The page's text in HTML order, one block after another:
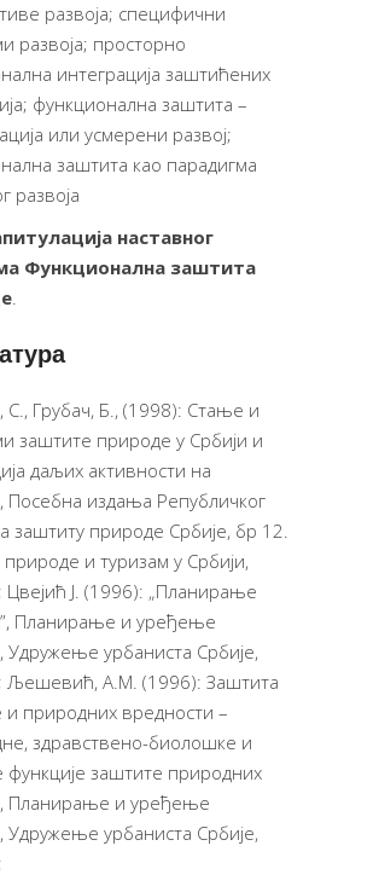
развоја; специфични
развоја; просторно
интеграција заштићених
функционална заштита –
или усмерени развој;
заштита као парадигма
развоја
наставног
Функционална заштита
.
С., Грубач, Б., (1998): Стање и
заштите природе у Србији и
даљих активности на
Посебна издања Републичког
заштиту природе Србије, бр 12.
и туризам у Србији,
Цвејић Ј. (1996): „Планирање
Планирање и уређење
Удружење урбаниста Србије,
Љешевић, А.М. (1996): Заштита
и природних вредности –
здравствено-биолошке и
функције заштите природних
Планирање и уређење
Удружење урбаниста Србије,